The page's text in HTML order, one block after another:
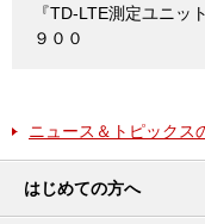
『TD-LTE測定ユニ
９００
ニュース＆トピックス
はじめての方へ